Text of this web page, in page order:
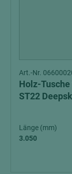
Art.-Nr.
Holz-
ST22
Länge (mm)
3.050